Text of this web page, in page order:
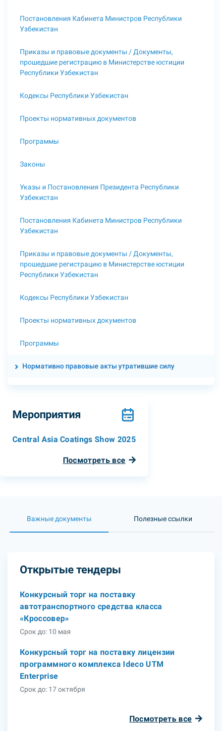
Постановления Кабинета Министров Республики
Узбекистан
Приказы и правовые документы / Документы,
прошедшие регистрацию в Министерстве юстиции
Республики Узбекистан
Кодексы Республики Узбекистан
Проекты нормативных документов
Программы
Законы
Указы и Постановления Президента Республики
Узбекистан
Постановления Кабинета Министров Республики
Узбекистан
Приказы и правовые документы / Документы,
прошедшие регистрацию в Министерстве юстиции
Республики Узбекистан
Кодексы Республики Узбекистан
Проекты нормативных документов
Программы
Нормативно правовые акты утратившие силу
Мероприятия
Central Asia Coatings Show 2025
Посмотреть все
Важные документы Полезные ссылки
Открытые тендеры
Конкурсный торг на поставку
автотранспортного средства класса
«Кроссовер»
Срок до: 10 мая
Конкурсный торг на поставку лицензии
программного комплекса Ideco UTM
Enterprise
Срок до: 17 октября
Посмотреть все